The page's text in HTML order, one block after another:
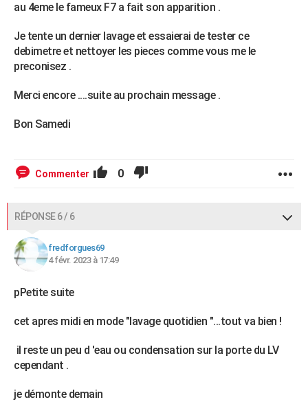
au 4eme le fameux F7 a fait son apparition .
Je tente un dernier lavage et essaierai de tester ce
debimetre et nettoyer les pieces comme vous me le
preconisez .
Merci encore ....suite au prochain message .
Bon Samedi
Commenter 0
RÉPONSE 6 / 6
fredforgues69
4 févr. 2023 à 17:49
pPetite suite
cet apres midi en mode "lavage quotidien "...tout va bien !
il reste un peu d 'eau ou condensation sur la porte du LV
cependant .
je démonte demain